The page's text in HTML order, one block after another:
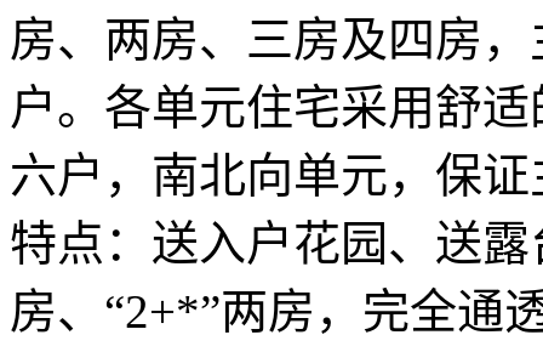
房、两房、三房及四房
户。各单元住宅采用舒
六户，南北向单元，保
特点：送入户花园、送
房、“2+*”两房，完全通